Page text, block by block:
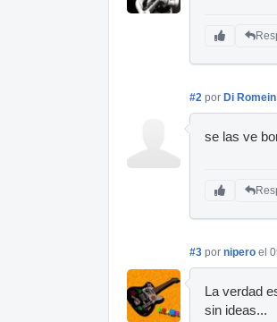
#2 por Di Romein
se las ve
#3 por nipero el
La verdad
sin ideas...